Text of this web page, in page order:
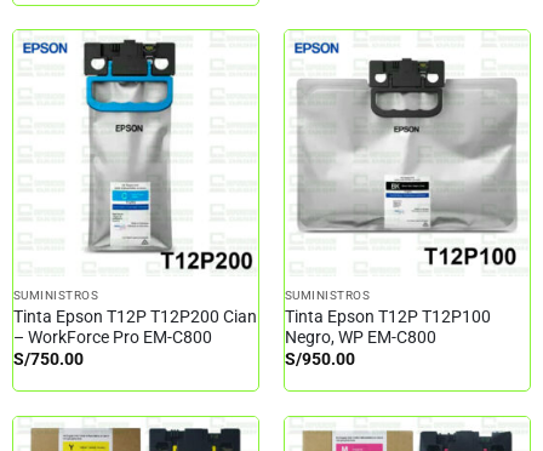
SUMINISTROS
Tinta Epson T12P T12P200 Cian
– WorkForce Pro EM-C800
S/750.00
SUMINISTROS
Tinta Epson T12P T12P100
Negro, WP EM-C800
S/950.00